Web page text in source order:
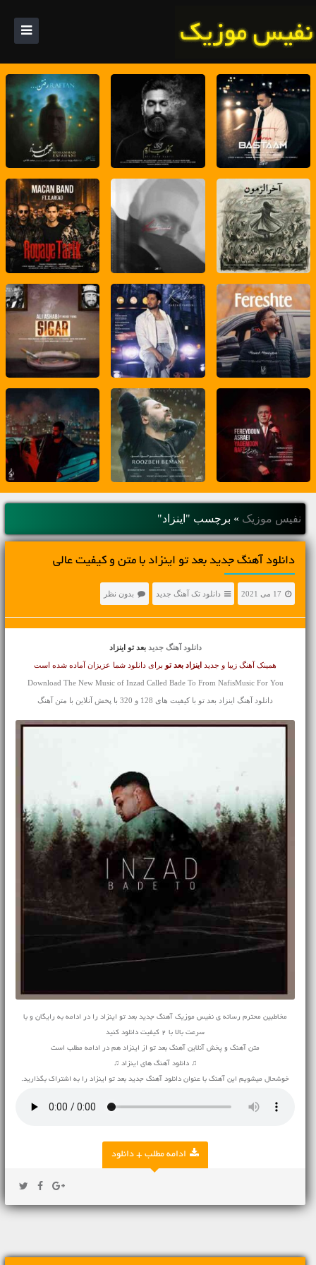
نفیس موزیک » برچسب "اینزاد"
دانلود آهنگ جديد بعد تو اینزاد با متن و کیفیت عالی
17 می 2021 دانلود تک آهنگ جدید بدون نظر
دانلود آهنگ جدید بعد تو اینزاد
همینک آهنگ زیبا و جدید اینزاد بعد تو برای دانلود شما عزیزان آماده شده است
Download The New Music of Inzad Called Bade To From NafisMusic For You
دانلود آهنگ اینزاد بعد تو با کیفیت های 128 و 320 با پخش آنلاین با متن آهنگ
مخاطبین محترم رسانه ی نفیس موزیک آهنگ جدید بعد تو اینزاد را در ادامه به رایگان و با
سرعت بالا با 2 کیفیت دانلود کنید
متن آهنگ و پخش آنلاین آهنگ بعد تو از اینزاد هم در ادامه مطلب است
♫ دانلود آهنگ های اینزاد ♫
خوشحال میشویم این آهنگ با عنوان دانلود آهنگ جدید بعد تو اینزاد را به اشتراک بگذارید.
ادامه مطلب + دانلود